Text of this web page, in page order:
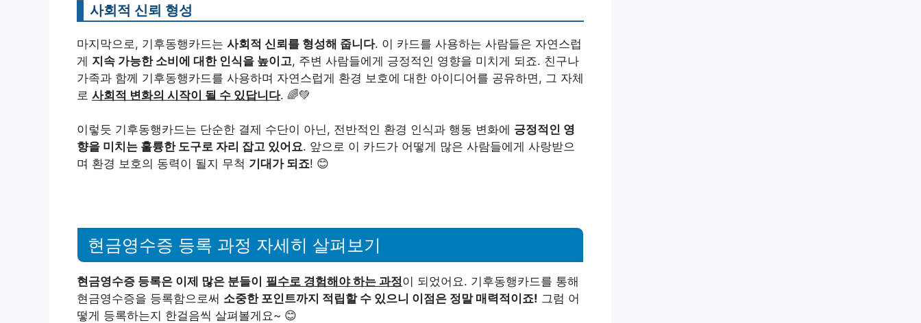
사회적 신뢰 형성
마지막으로, 기후동행카드는 사회적 신뢰를 형성해 줍니다. 이 카드를 사용하는 사람들은 자연스럽
게 지속 가능한 소비에 대한 인식을 높이고, 주변 사람들에게 긍정적인 영향을 미치게 되죠. 친구나
가족과 함께 기후동행카드를 사용하며 자연스럽게 환경 보호에 대한 아이디어를 공유하면, 그 자체
로 사회적 변화의 시작이 될 수 있답니다. 🌈💚
이렇듯 기후동행카드는 단순한 결제 수단이 아닌, 전반적인 환경 인식과 행동 변화에 긍정적인 영
향을 미치는 훌륭한 도구로 자리 잡고 있어요. 앞으로 이 카드가 어떻게 많은 사람들에게 사랑받으
며 환경 보호의 동력이 될지 무척 기대가 되죠! 😊
현금영수증 등록 과정 자세히 살펴보기
현금영수증 등록은 이제 많은 분들이 필수로 경험해야 하는 과정이 되었어요. 기후동행카드를 통해
현금영수증을 등록함으로써 소중한 포인트까지 적립할 수 있으니 이점은 정말 매력적이죠! 그럼 어
떻게 등록하는지 한걸음씩 살펴볼게요~ 😊